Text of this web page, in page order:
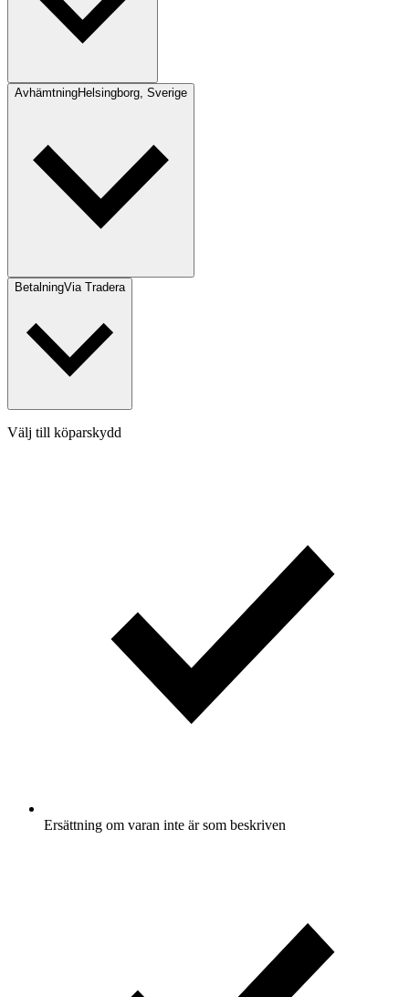
AvhämtningHelsingborg, Sverige
BetalningVia Tradera
Välj till köparskydd
Ersättning om varan inte är som beskriven